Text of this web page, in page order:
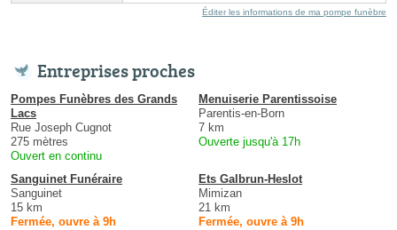
Éditer les informations de ma pompe funèbre
Entreprises proches
Pompes Funèbres des Grands
Lacs
Rue Joseph Cugnot
275 mètres
Ouvert en continu
Menuiserie Parentissoise
Parentis-en-Born
7 km
Ouverte jusqu'à 17h
Sanguinet Funéraire
Sanguinet
15 km
Fermée, ouvre à 9h
Ets Galbrun-Heslot
Mimizan
21 km
Fermée, ouvre à 9h